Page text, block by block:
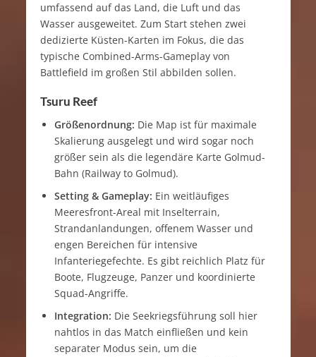
umfassend auf das Land, die Luft und das
Wasser ausgeweitet. Zum Start stehen zwei
dedizierte Küsten-Karten im Fokus, die das
typische Combined-Arms-Gameplay von
Battlefield im großen Stil abbilden sollen.
Tsuru Reef
Größenordnung: Die Map ist für maximale
Skalierung ausgelegt und wird sogar noch
größer sein als die legendäre Karte Golmud-
Bahn (Railway to Golmud).
Setting & Gameplay: Ein weitläufiges
Meeresfront-Areal mit Inselterrain,
Strandanlandungen, offenem Wasser und
engen Bereichen für intensive
Infanteriegefechte. Es gibt reichlich Platz für
Boote, Flugzeuge, Panzer und koordinierte
Squad-Angriffe.
Integration: Die Seekriegsführung soll hier
nahtlos in das Match einfließen und kein
separater Modus sein, um die